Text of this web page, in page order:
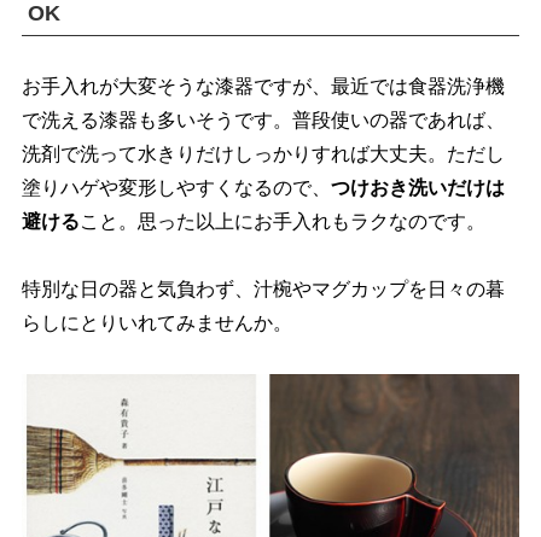
OK
お手入れが大変そうな漆器ですが、最近では食器洗浄機
で洗える漆器も多いそうです。普段使いの器であれば、
洗剤で洗って水きりだけしっかりすれば大丈夫。ただし
塗りハゲや変形しやすくなるので、 つけおき洗いだけは
避けること。思った以上にお手入れもラクなのです。
特別な日の器と気負わず、汁椀やマグカップを日々の暮
らしにとりいれてみませんか。